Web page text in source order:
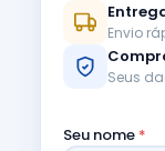
Envio
Seus
Seu nome *